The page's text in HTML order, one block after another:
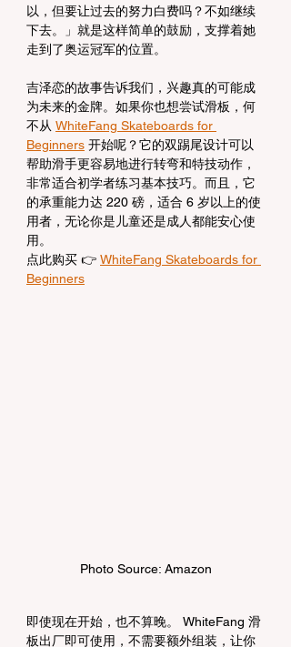
以，但要让过去的努力白费吗？不如继续
下去。」就是这样简单的鼓励，支撑着她
走到了奥运冠军的位置。
吉泽恋的故事告诉我们，兴趣真的可能成
为未来的金牌。如果你也想尝试滑板，何
不从 WhiteFang Skateboards for
Beginners 开始呢？它的双踢尾设计可以
帮助滑手更容易地进行转弯和特技动作，
非常适合初学者练习基本技巧。而且，它
的承重能力达 220 磅，适合 6 岁以上的使
用者，无论你是儿童还是成人都能安心使
用。
点此购买 👉 WhiteFang Skateboards for
Beginners
Photo Source: Amazon
即使现在开始，也不算晚。 WhiteFang 滑
板出厂即可使用，不需要额外组装，让你